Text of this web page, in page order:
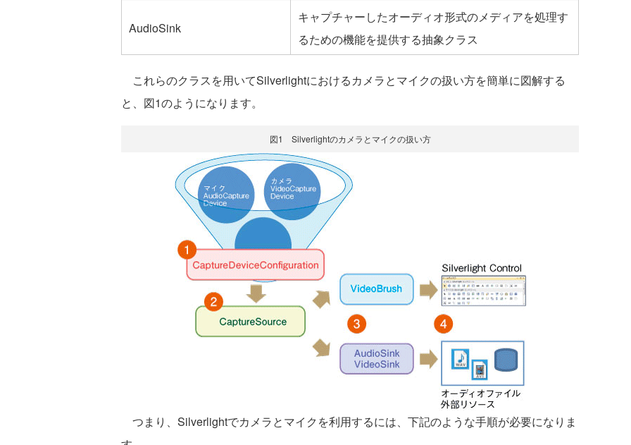
AudioSink
キャプチャーしたオーディオ形式のメディアを処理す
るための機能を提供する抽象クラス
これらのクラスを用いてSilverlightにおけるカメラとマイクの扱い方を簡単に図解する
と、図1のようになります。
図1 Silverlightのカメラとマイクの扱い方
つまり、Silverlightでカメラとマイクを利用するには、下記のような手順が必要になりま